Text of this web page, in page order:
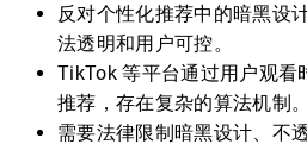
反对个性化推荐中的暗黑设
法透明和用户可控。
TikTok 等平台通过用户观看
推荐，存在复杂的算法机制。
需要法律限制暗黑设计、不